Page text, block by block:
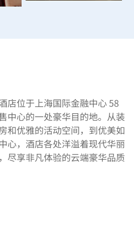
店位于上海国际金融中心 58
中心的一处豪华目的地。从装
和优雅的活动空间，到优美如
心，酒店各处洋溢着现代华丽
尽享非凡体验的云端豪华品质